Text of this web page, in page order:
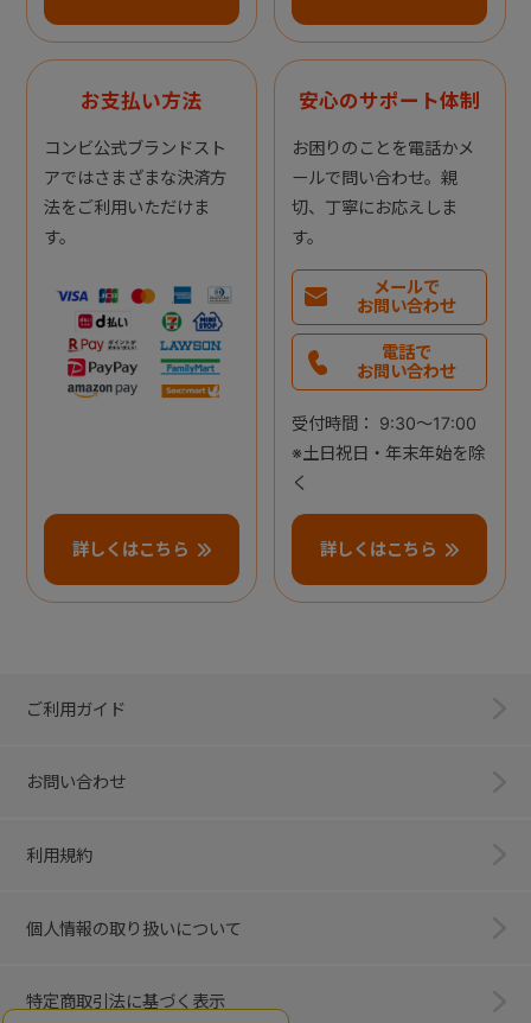
お支払い方法
コンビ公式ブランドスト
アではさまざまな決済方
法をご利用いただけま
す。
詳しくはこちら
安心のサポート体制
お困りのことを電話かメ
ールで問い合わせ。親
切、丁寧にお応えしま
す。
メールで
お問い合わせ
電話で
お問い合わせ
受付時間： 9:30～17:00
※土日祝日・年末年始を除
く
詳しくはこちら
ご利用ガイド
お問い合わせ
利用規約
個人情報の取り扱いについて
特定商取引法に基づく表示